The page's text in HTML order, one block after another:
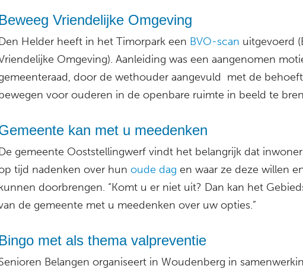
Beweeg Vriendelijke Omgeving
Helder heeft in het Timorpark een BVO-scan uitgevoerd
Omgeving). Aanleiding was een aangenomen
door de wethouder aangevuld met de
voor ouderen in de openbare ruimte in beeld te
kan met u meedenken
gemeente Ooststellingwerf vindt het belangrijk dat
tijd nadenken over hun oude dag en waar ze deze willen
doorbrengen. “Komt u er niet uit? Dan kan het
de gemeente met u meedenken over uw opties.”
Bingo met als thema valpreventie
Belangen organiseert in Woudenberg in